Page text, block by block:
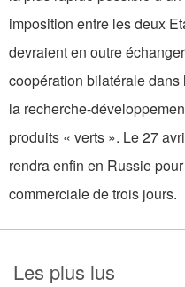
imposition entre les deux
devraient en outre
coopération bilatérale dans
la recherche-
produits « verts ». Le 27
rendra enfin en Russie
commerciale de trois jours.
Les plus lus